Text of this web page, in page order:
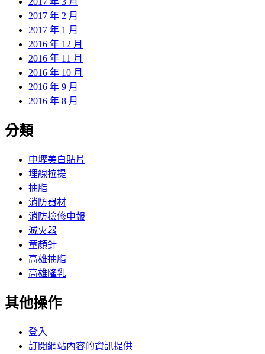
2017 年 2 月
2017 年 1 月
2016 年 12 月
2016 年 11 月
2016 年 10 月
2016 年 9 月
2016 年 8 月
分類
中壢美白貼片
埋線拉提
抽脂
消防器材
消防檢修申報
滅火器
童顏針
高雄抽脂
高雄隆乳
其他操作
登入
訂閱網站內容的資訊提供